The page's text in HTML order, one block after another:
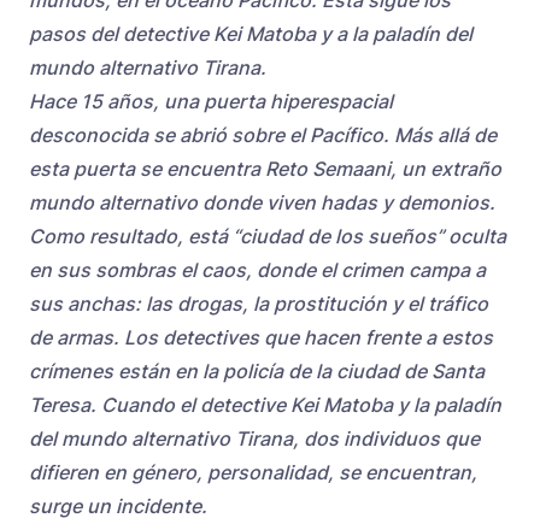
pasos del detective Kei Matoba y a la paladín del
mundo alternativo Tirana.
Hace 15 años, una puerta hiperespacial
desconocida se abrió sobre el Pacífico. Más allá de
esta puerta se encuentra Reto Semaani, un extraño
mundo alternativo donde viven hadas y demonios.
Como resultado, está “ciudad de los sueños” oculta
en sus sombras el caos, donde el crimen campa a
sus anchas: las drogas, la prostitución y el tráfico
de armas. Los detectives que hacen frente a estos
crímenes están en la policía de la ciudad de Santa
Teresa. Cuando el detective Kei Matoba y la paladín
del mundo alternativo Tirana, dos individuos que
difieren en género, personalidad, se encuentran,
surge un incidente.